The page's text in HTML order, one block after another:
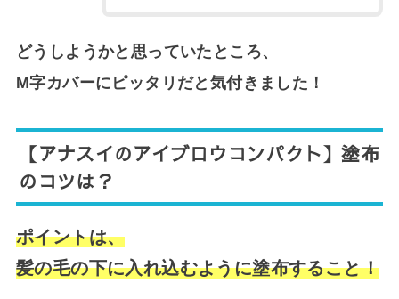
どうしようかと思っていたところ、
M字カバーにピッタリだと気付きました！
【アナスイのアイブロウコンパクト】塗布
のコツは？
ポイントは、
髪の毛の下に入れ込むように塗布すること！